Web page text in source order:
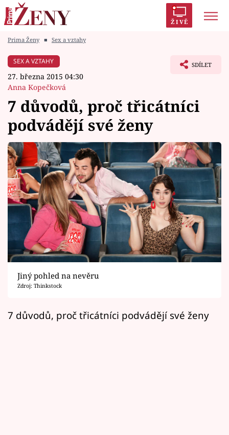
ŽIVĚ
Módní alarm
Témata
Celebrity
Vztahy
Seriály
Horoskopy
Sledujte prima+
Filmový festival Karlovy Vary
Prima Ženy ■ Sex a vztahy
SEX A VZTAHY
27. března 2015 04:30
Anna Kopečková
SDÍLET
7 důvodů, proč třicátníci
podvádějí své ženy
Jiný pohled na nevěru
Zdroj: Thinkstock
7 důvodů, proč třicátníci podvádějí své ženy